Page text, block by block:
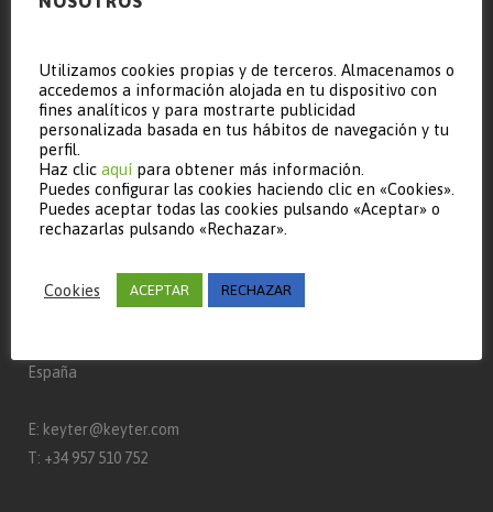
Keyter Intarcon Nederland BV
Keyter France SAS
Keyter Intarcon Schweiz
D3 Froid
CONTACTO
Keyter Technologies, S.L.
España
E: keyter@keyter.com
T: +34 957 510 752
Utilizamos cookies propias y de terceros. Almacenamos o
accedemos a información alojada en tu dispositivo con
fines analíticos y para mostrarte publicidad
personalizada basada en tus hábitos de navegación y tu
perfil.
Haz clic aquí para obtener más información.
Puedes configurar las cookies haciendo clic en «Cookies».
Puedes aceptar todas las cookies pulsando «Aceptar» o
rechazarlas pulsando «Rechazar».
Cookies ACEPTAR RECHAZAR